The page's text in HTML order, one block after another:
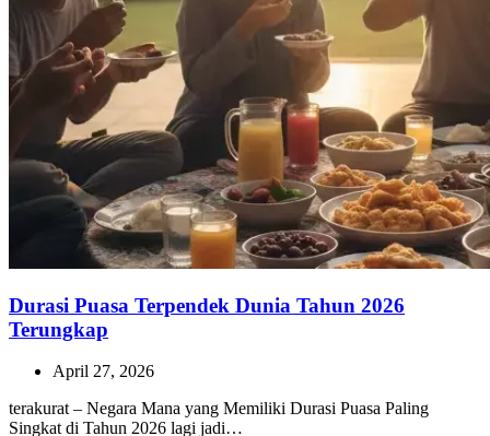
Durasi Puasa Terpendek Dunia Tahun 2026
Terungkap
April 27, 2026
terakurat – Negara Mana yang Memiliki Durasi Puasa Paling
Singkat di Tahun 2026 lagi jadi…